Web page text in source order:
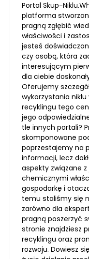
Portal Skup-
platforma
pragną zgłębić
właściwości i
jesteś
czy osobą, która
interesującym
dla ciebie
Oferujemy
wykorzystania
recyklingu tego
jego
tle innych portali?
skomponowane
poprzestajemy na
informacji, lecz
aspekty związane
chemicznymi
gospodarkę i
temu staliśmy się
zarówno dla
pragną poszerzyć
stronie znajdziesz
recyklingu oraz
rozwoju. Dowiesz